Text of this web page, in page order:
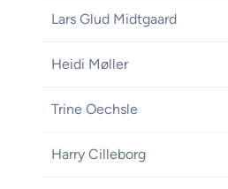
Lars Glud Midtgaard
Heidi Møller
Trine Oechsle
Harry Cilleborg